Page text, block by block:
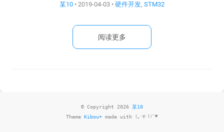
某10 • 2019-04-03 • 硬件开发, STM32
阅读更多
© Copyright 2026 某10
Theme Kibou+made with (｡･∀･)ﾉﾞ♥